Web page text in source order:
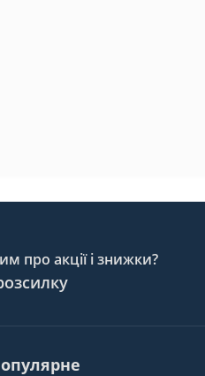
про акції і знижки?